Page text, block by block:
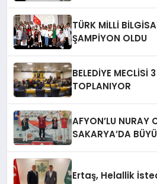
TÜRK MİLLİ
ŞAMPİYON OLDU
BELEDİYE MECLİSİ
TOPLANIYOR
AFYON’LU NURAY
SAKARYA’DA
Ertaş, Helallik